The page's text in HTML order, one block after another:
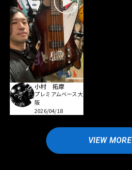
小村 拓摩
プレミアムベース大
阪
2026/04/18
VIEW MORE